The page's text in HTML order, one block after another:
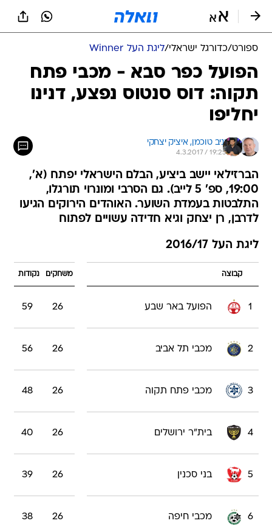
ספורט/כדורגל ישראלי/ליגת העל Winner
הפועל כפר סבא - מכבי פתח
תקוה: דוס סנטוס נפצע, דנינו
יחליפו
יניב טוכמן, איציק יצחקי
4.3.2017 / 19:25
הברזילאי יישב ביציע, הבלם הישראלי יפתח (א',
19:00, ספ' 5 לייב). גם הסרבי ומונרוי תורגלו,
התלבטות בעמדת השוער. האוהדים הירוקים הגיעו
לדרבן, רן יצחק וגיא חדידה עשויים לפתוח
ליגת העל 2016/17
קבוצה משחקים נקודות
1 הפועל באר שבע 26
59
2 מכבי תל אביב 26
56
3 מכבי פתח תקוה 26
48
4 בית"ר ירושלים 26
40
5 בני סכנין 26
39
6 מכבי חיפה 26
38